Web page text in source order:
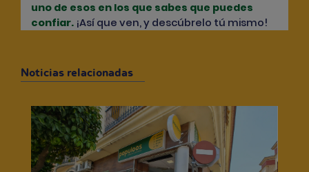
uno de esos en los que sabes que puedes
confiar. ¡Así que ven, y descúbrelo tú mismo!
Noticias relacionadas